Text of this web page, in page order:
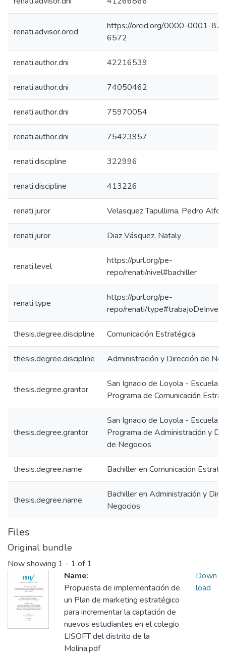
renati.advisor.orcid
https://orcid.org/0000-0001-
6572
renati.author.dni 42216539
renati.author.dni 74050462
renati.author.dni 75970054
renati.author.dni 75423957
renati.discipline 322996
renati.discipline 413226
renati.juror Velasquez Tapullima, Pedro
renati.juror Diaz Vásquez, Nataly
renati.level
https://purl.org/pe-
repo/renati/nivel#bachiller
renati.type
https://purl.org/pe-
repo/renati/
thesis.degree.discipline Comunicación Estratégica
thesis.degree.discipline Administración y Dirección de
thesis.degree.grantor
San Ignacio de Loyola - Escuela
Programa de Comunicación
thesis.degree.grantor
San Ignacio de Loyola - Escuela
Programa de Administración y
de Negocios
thesis.degree.name Bachiller en Comunicación
thesis.degree.name
Bachiller en Administración y
Negocios
Files
Original bundle
Now showing 1 - 1 of 1
Name:
Propuesta de implementación de
un Plan de marketing estratégico
para incrementar la captación de
nuevos estudiantes en el colegio
LISOFT del distrito de la
Molina.pdf
Down
load